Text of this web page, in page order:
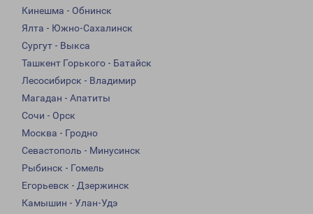
Кинешма - Обнинск
Ялта - Южно-Сахалинск
Сургут - Выкса
Ташкент Горького - Батайск
Лесосибирск - Владимир
Магадан - Апатиты
Сочи - Орск
Москва - Гродно
Севастополь - Минусинск
Рыбинск - Гомель
Егорьевск - Дзержинск
Камышин - Улан-Удэ